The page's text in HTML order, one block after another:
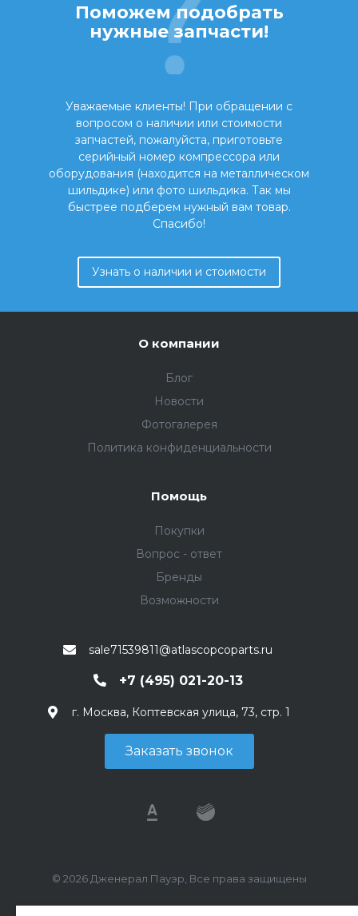
Поможем подобрать
нужные запчасти!
Уважаемые клиенты! При обращении с
вопросом о наличии или стоимости
запчастей, пожалуйста, приготовьте
серийный номер компрессора или
оборудования (находится на металлическом
шильдике) или фото шильдика. Так мы
быстрее подберем нужный вам товар.
Спасибо!
Узнать о наличии и стоимости
О компании
Блог
Новости
Фотогалерея
Политика конфиденциальности
Помощь
Покупки
Вопрос - ответ
Бренды
Возможности
sale71539811@atlascopcoparts.ru
+7 (495) 021-20-13
г. Москва, Коптевская улица, 73, стр. 1
Заказать звонок
© 2026 Дженерал Пауэр, Все права защищены